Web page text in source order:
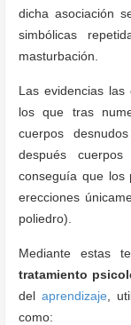
dicha asociación
simbólicas
masturbación.
Las evidencias las
los que tras
cuerpos
después
conseguía que los
erecciones
poliedro).
Mediante estas
tratamiento
del aprendizaje ,
como: